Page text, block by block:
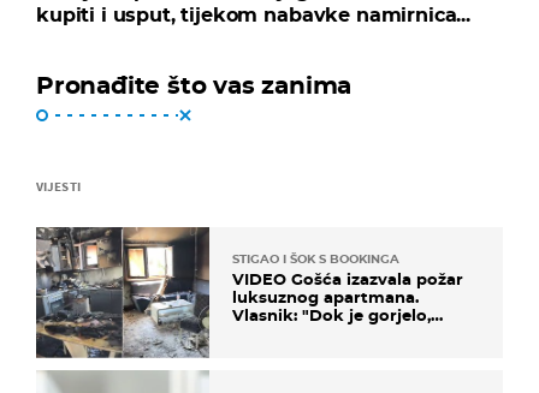
kupiti i usput, tijekom nabavke namirnica...
Pronađite što vas zanima
VIJESTI
STIGAO I ŠOK S BOOKINGA
VIDEO Gošća izazvala požar
luksuznog apartmana.
Vlasnik: "Dok je gorjelo,